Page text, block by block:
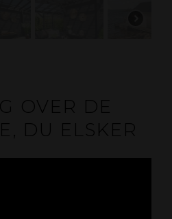
OVER DE
DU ELSKER